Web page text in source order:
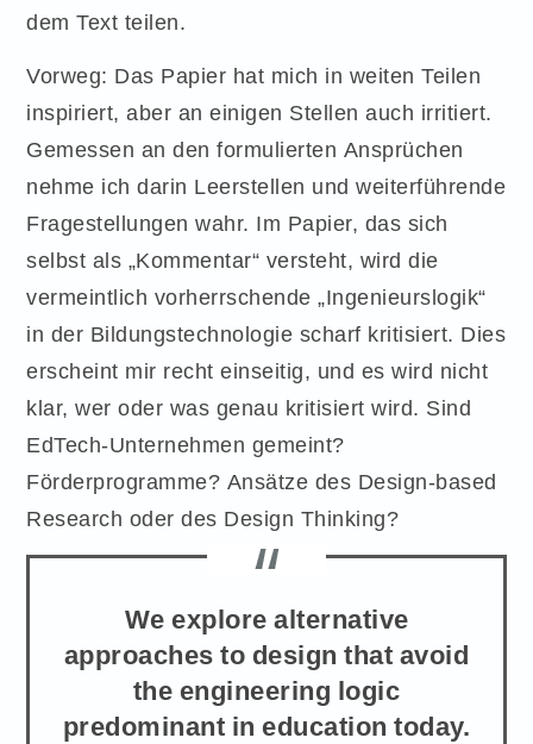
dem Text teilen.
Vorweg: Das Papier hat mich in weiten Teilen
inspiriert, aber an einigen Stellen auch irritiert.
Gemessen an den formulierten Ansprüchen
nehme ich darin Leerstellen und weiterführende
Fragestellungen wahr. Im Papier, das sich
selbst als „Kommentar“ versteht, wird die
vermeintlich vorherrschende „Ingenieurslogik“
in der Bildungstechnologie scharf kritisiert. Dies
erscheint mir recht einseitig, und es wird nicht
klar, wer oder was genau kritisiert wird. Sind
EdTech-Unternehmen gemeint?
Förderprogramme? Ansätze des Design-based
Research oder des Design Thinking?
We explore alternative
approaches to design that avoid
the engineering logic
predominant in education today.